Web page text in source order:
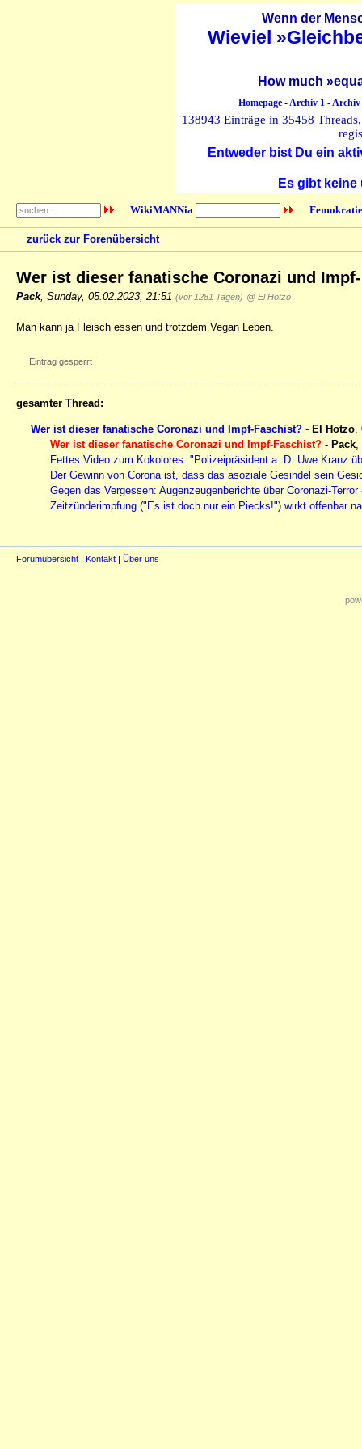
Wenn der
Wieviel
How much
Homepage-Archiv 1-Archiv
138943 Einträge in 35458
Entweder bist Du ein
Es gibt
WikiMANNia
zurück zur Forenübersicht
Wer ist dieser fanatische Coronazi und
Pack, Sunday, 05.02.2023, 21:51 (vor 1281 Tagen) @ El Hotzo
Man kann ja Fleisch essen und trotzdem Vegan Leben.
Eintrag gesperrt
gesamter Thread:
Wer ist dieser fanatische Coronazi und Impf-Faschist? - El Hotzo
Wer ist dieser fanatische Coronazi und Impf-Faschist? - Pack
Fettes Video zum Kokolores: "Polizeipräsident a. D. Uwe Kranz
Der Gewinn von Corona ist, dass das asoziale Gesindel sein
Gegen das Vergessen: Augenzeugenberichte über Coronazi-Terror
Zeitzünderimpfung ("Es ist doch nur ein Piecks!") wirkt offenbar
Forumübersicht | Kontakt | Über uns